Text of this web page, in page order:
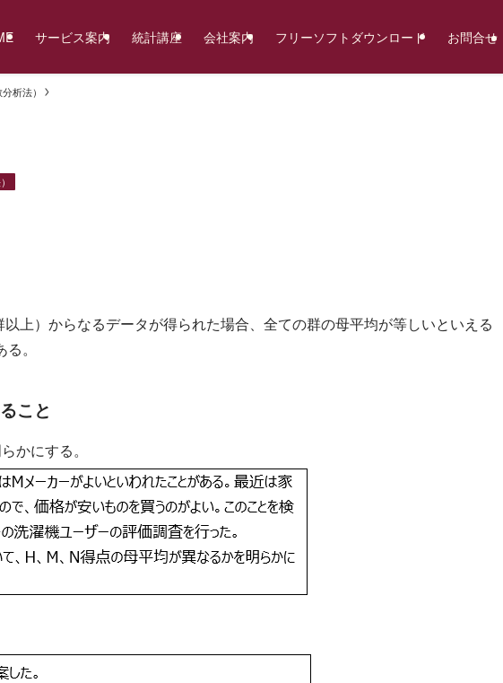
サービス案内 統計講座 会社案内 フリーソフトダウンロード お問合せ
析法）
上）からなるデータが得られた場合、全ての群の母平均が等しいといえる
。
こと
かにする。